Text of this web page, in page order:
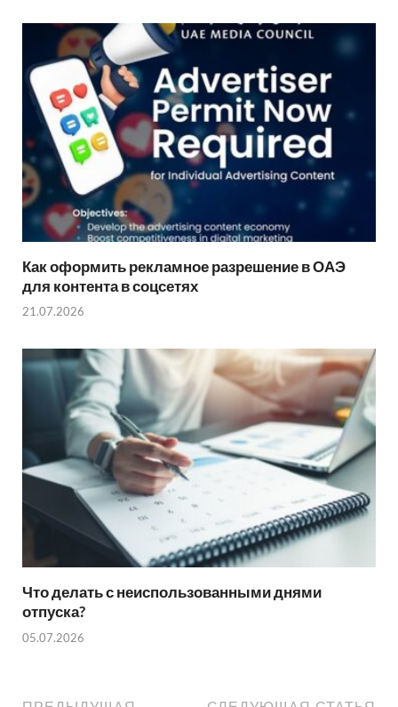
Как оформить рекламное разрешение в ОАЭ
для контента в соцсетях
21.07.2026
Что делать с неиспользованными днями
отпуска?
05.07.2026